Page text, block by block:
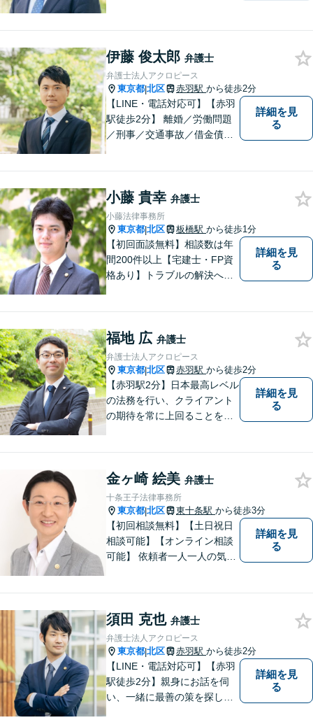
スはあなたの味方です！他士
業との連携あり。
伊藤 俊太郎 弁護士
弁護士法人アクロピース
東京都|北区 赤羽駅 から徒歩2分
【LINE・電話対応可】【赤羽
駅徒歩2分】 離婚／労働問題
／刑事／交通事故／借金債務
との連携あり。アクロピース
はあなたの味方です！
詳細を見
る
小藤 貴幸 弁護士
小藤法律事務所
東京都|北区 板橋駅 から徒歩1分
【初回面談無料】相談数は年
間200件以上【宅建士・FP資
格あり】トラブルの解決へは
続・離婚・企業法務はお任せ
ください。【板橋駅徒歩1分】
詳細を見
る
福地 広 弁護士
弁護士法人アクロピース
東京都|北区 赤羽駅 から徒歩2分
【赤羽駅2分】日本最高レベル
の法務を行い、クライアント
の期待を常に上回ることを使
最高のピースになるために精
一杯の努力をしていきます。
詳細を見
る
金ヶ崎 絵美 弁護士
十条王子法律事務所
東京都|北区 東十条駅 から徒歩3分
【初回相談無料】【土日祝日
相談可能】【オンライン相談
可能】 依頼者一人一人の気持
方より、元気になった・安心
したという声をいただいてお
ります。
詳細を見
る
須田 克也 弁護士
弁護士法人アクロピース
東京都|北区 赤羽駅 から徒歩2分
【LINE・電話対応可】【赤羽
駅徒歩2分】親身にお話を伺
い、一緒に最善の策を探しま
詳細を見
る